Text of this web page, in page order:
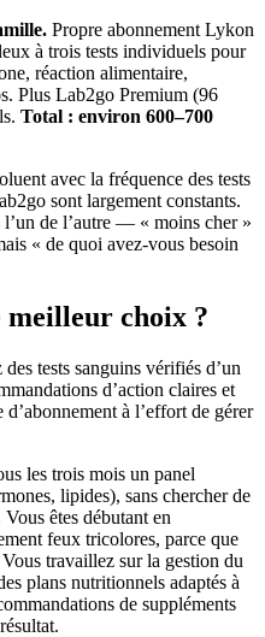
Propre abonnement Lykon
à trois tests individuels pour
réaction alimentaire,
Plus Lab2go Premium (96
Total : environ 600–700
avec la fréquence des tests
sont largement constants.
de l’autre — « moins cher »
« de quoi avez-vous besoin
meilleur choix ?
tests sanguins vérifiés d’un
d’action claires et
à l’effort de gérer
les trois mois un panel
lipides), sans chercher de
êtes débutant en
feux tricolores, parce que
travaillez sur la gestion du
plans nutritionnels adaptés à
de suppléments